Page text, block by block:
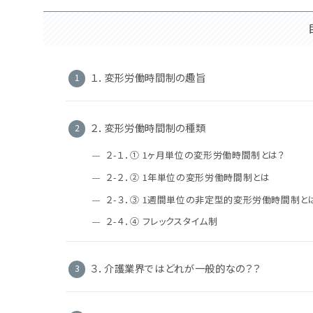
１．変形労働時間制の趣旨
２．変形労働時間制の種類
２-１．① 1ヶ月単位の変形労働時間制とは？
２-２．② 1年単位の変形労働時間制とは
２-３．③ 1週間単位の非定型的変形労働時間制と
２-４．④ フレックスタイム制
３．介護業界ではどれが一般的なの？？